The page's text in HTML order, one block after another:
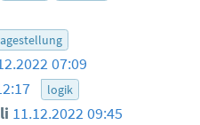
07:09
logik
11.12.2022 09:45